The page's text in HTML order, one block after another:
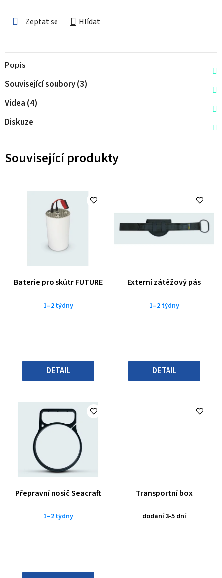
Zeptat se Hlídat
Popis
Související soubory (3)
Videa (4)
Diskuze
Související produkty
Baterie pro skútr FUTURE
1–2 týdny
DETAIL
Externí zátěžový pás
1–2 týdny
DETAIL
Přepravní nosič Seacraft
1–2 týdny
Transportní box
dodání 3-5 dní